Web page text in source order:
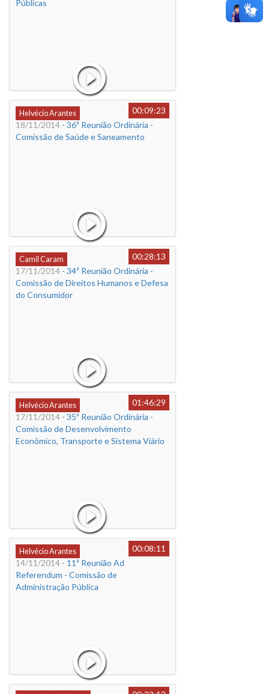
Públicas
Helvécio Arantes
00:09:23
18/11/2014 - 36ª Reunião Ordinária -
Comissão de Saúde e Saneamento
Camil Caram
00:28:13
17/11/2014 - 34ª Reunião Ordinária -
Comissão de Direitos Humanos e Defesa
do Consumidor
Helvécio Arantes
01:46:29
17/11/2014 - 35ª Reunião Ordinária -
Comissão de Desenvolvimento
Econômico, Transporte e Sistema Viário
Helvécio Arantes
00:08:11
14/11/2014 - 11ª Reunião Ad
Referendum - Comissão de
Administração Pública